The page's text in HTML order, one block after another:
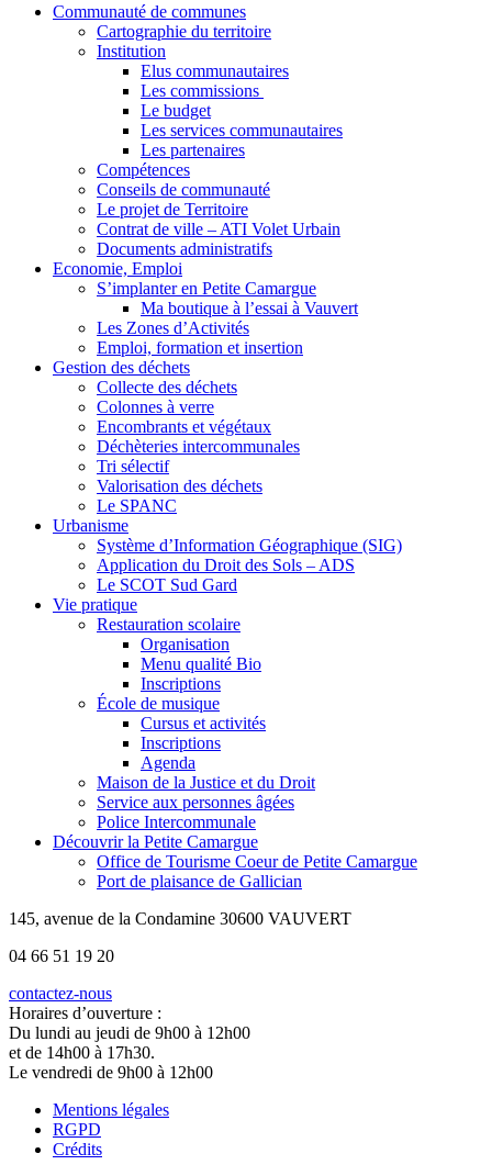
Communauté de communes
Cartographie du territoire
Institution
Elus communautaires
Les commissions
Le budget
Les services communautaires
Les partenaires
Compétences
Conseils de communauté
Le projet de Territoire
Contrat de ville – ATI Volet Urbain
Documents administratifs
Economie, Emploi
S’implanter en Petite Camargue
Ma boutique à l’essai à Vauvert
Les Zones d’Activités
Emploi, formation et insertion
Gestion des déchets
Collecte des déchets
Colonnes à verre
Encombrants et végétaux
Déchèteries intercommunales
Tri sélectif
Valorisation des déchets
Le SPANC
Urbanisme
Système d’Information Géographique (SIG)
Application du Droit des Sols – ADS
Le SCOT Sud Gard
Vie pratique
Restauration scolaire
Organisation
Menu qualité Bio
Inscriptions
École de musique
Cursus et activités
Inscriptions
Agenda
Maison de la Justice et du Droit
Service aux personnes âgées
Police Intercommunale
Découvrir la Petite Camargue
Office de Tourisme Coeur de Petite Camargue
Port de plaisance de Gallician
145, avenue de la Condamine 30600 VAUVERT
04 66 51 19 20
contactez-nous
Horaires d’ouverture :
Du lundi au jeudi de 9h00 à 12h00
et de 14h00 à 17h30.
Le vendredi de 9h00 à 12h00
Mentions légales
RGPD
Crédits